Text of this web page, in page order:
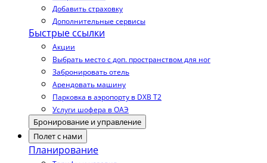
Добавить страховку
Дополнительные сервисы
Быстрые ссылки
Акции
Выбрать место с доп. пространством для ног
Забронировать отель
Арендовать машину
Парковка в аэропорту в DXB T2
Услуги шофера в ОАЭ
Бронирование и управление
Полет с нами
Планирование